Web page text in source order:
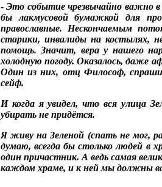
-Это событие чрезвычайно важно в
бы лакмусовой бумажкой для
православные. Нескончаемым
старики, инвалиды на костылях,
помощь. Значит, вера у нашего
холодную погоду. Оказалось, даже
Один из них, отц Философ,
сейф.
И когда я увидел, что вся улица
убирать не придётся.
Я живу на Зеленой (спать не мог,
думаю, всегда бы столько людей в
один причастник. А ведь самая
каждом храме, и к ней мы должны